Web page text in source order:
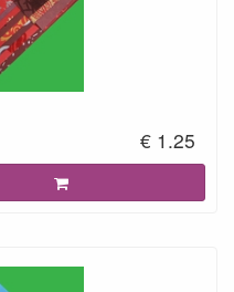
€ 1.25